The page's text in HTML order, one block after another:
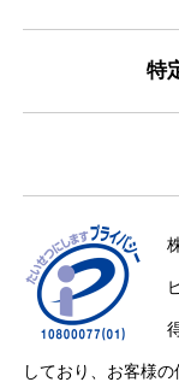
特
しており、お客様